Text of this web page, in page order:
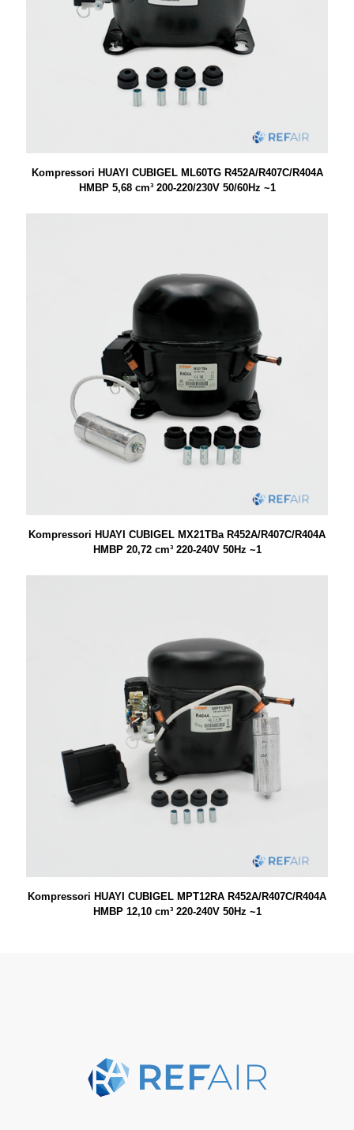
Kompressori HUAYI CUBIGEL ML60TG R452A/R407C/R404A
HMBP 5,68 cm³ 200-220/230V 50/60Hz ~1
Kompressori HUAYI CUBIGEL MX21TBa R452A/R407C/R404A
HMBP 20,72 cm³ 220-240V 50Hz ~1
Kompressori HUAYI CUBIGEL MPT12RA R452A/R407C/R404A
HMBP 12,10 cm³ 220-240V 50Hz ~1